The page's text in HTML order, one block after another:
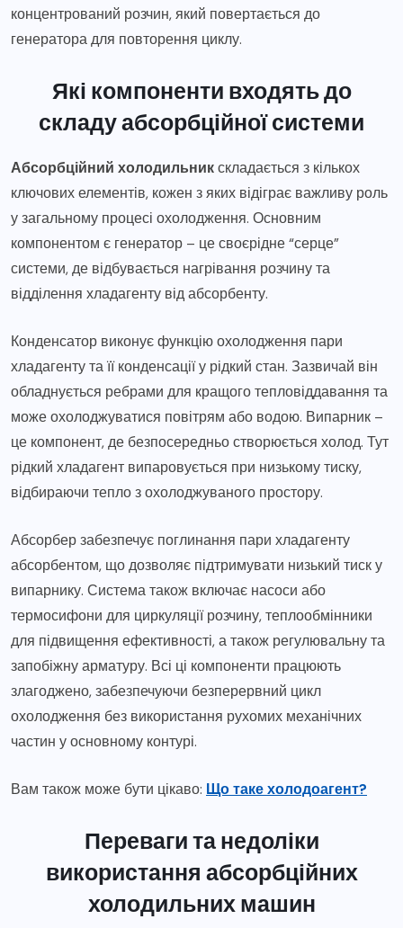
концентрований розчин, який повертається до
генератора для повторення циклу.
Які компоненти входять до
складу абсорбційної системи
Абсорбційний холодильникскладається з кількох
ключових елементів, кожен з яких відіграє важливу роль
у загальному процесі охолодження. Основним
компонентом є генератор – це своєрідне “серце”
системи, де відбувається нагрівання розчину та
відділення хладагенту від абсорбенту.
Конденсатор виконує функцію охолодження пари
хладагенту та її конденсації у рідкий стан. Зазвичай він
обладнується ребрами для кращого тепловіддавання та
може охолоджуватися повітрям або водою. Випарник –
це компонент, де безпосередньо створюється холод. Тут
рідкий хладагент випаровується при низькому тиску,
відбираючи тепло з охолоджуваного простору.
Абсорбер забезпечує поглинання пари хладагенту
абсорбентом, що дозволяє підтримувати низький тиск у
випарнику. Система також включає насоси або
термосифони для циркуляції розчину, теплообмінники
для підвищення ефективності, а також регулювальну та
запобіжну арматуру. Всі ці компоненти працюють
злагоджено, забезпечуючи безперервний цикл
охолодження без використання рухомих механічних
частин у основному контурі.
Вам також може бути цікаво: Що таке холодоагент?
Переваги та недоліки
використання абсорбційних
холодильних машин